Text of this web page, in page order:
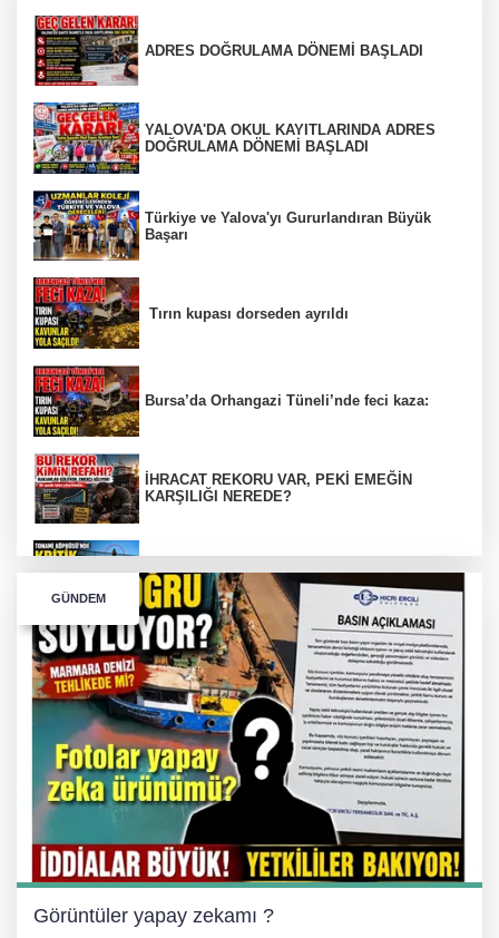
ADRES DOĞRULAMA DÖNEMİ BAŞLADI
YALOVA'DA OKUL KAYITLARINDA ADRES
DOĞRULAMA DÖNEMİ BAŞLADI
Türkiye ve Yalova'yı Gururlandıran Büyük
Başarı
Tırın kupası dorseden ayrıldı
Bursa’da Orhangazi Tüneli’nde feci kaza:
İHRACAT REKORU VAR, PEKİ EMEĞİN
KARŞILIĞI NEREDE?
TONAMİ KÖPRÜSÜ'NDE PANİK!
GÜNEY MARMARA OTOYOLU İMAR
PLANLARI ASKIDA!
GÜNEY MARMARA OTOYOLU İMAR
PLANLARI ASKIDA!
256 PARÇA ESER ELE GEÇİRİLDİ
GÜNDEM
Görüntüler yapay zekamı ?